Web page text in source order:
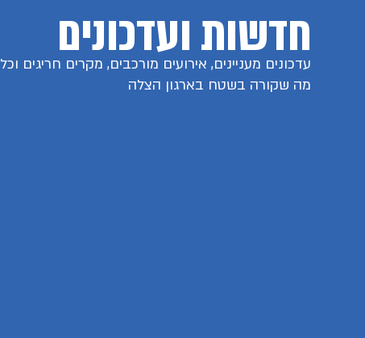
חדשות ועדכונים
עדכונים מעניינים, אירועים מורכבים, מקרים חריגים וכל
מה שקורה בשטח בארגון הצלה